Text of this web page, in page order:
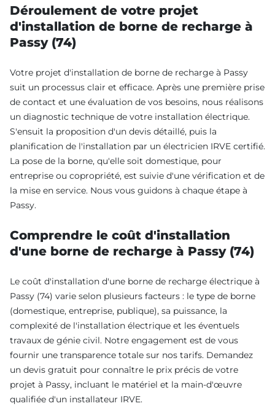
Déroulement de votre projet
d'installation de borne de recharge à
Passy (74)
Votre projet d'installation de borne de recharge à Passy
suit un processus clair et efficace. Après une première prise
de contact et une évaluation de vos besoins, nous réalisons
un diagnostic technique de votre installation électrique.
S'ensuit la proposition d'un devis détaillé, puis la
planification de l'installation par un électricien IRVE certifié.
La pose de la borne, qu'elle soit domestique, pour
entreprise ou copropriété, est suivie d'une vérification et de
la mise en service. Nous vous guidons à chaque étape à
Passy.
Comprendre le coût d'installation
d'une borne de recharge à Passy (74)
Le coût d'installation d'une borne de recharge électrique à
Passy (74) varie selon plusieurs facteurs : le type de borne
(domestique, entreprise, publique), sa puissance, la
complexité de l'installation électrique et les éventuels
travaux de génie civil. Notre engagement est de vous
fournir une transparence totale sur nos tarifs. Demandez
un devis gratuit pour connaître le prix précis de votre
projet à Passy, incluant le matériel et la main-d'œuvre
qualifiée d'un installateur IRVE.